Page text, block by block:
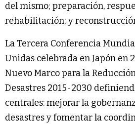
del mismo; preparación,
rehabilitación; y
La Tercera Conferencia
Unidas celebrada en Japón en
Nuevo Marco para la
Desastres 2015-2030
centrales: mejorar la
desastres y fomentar la